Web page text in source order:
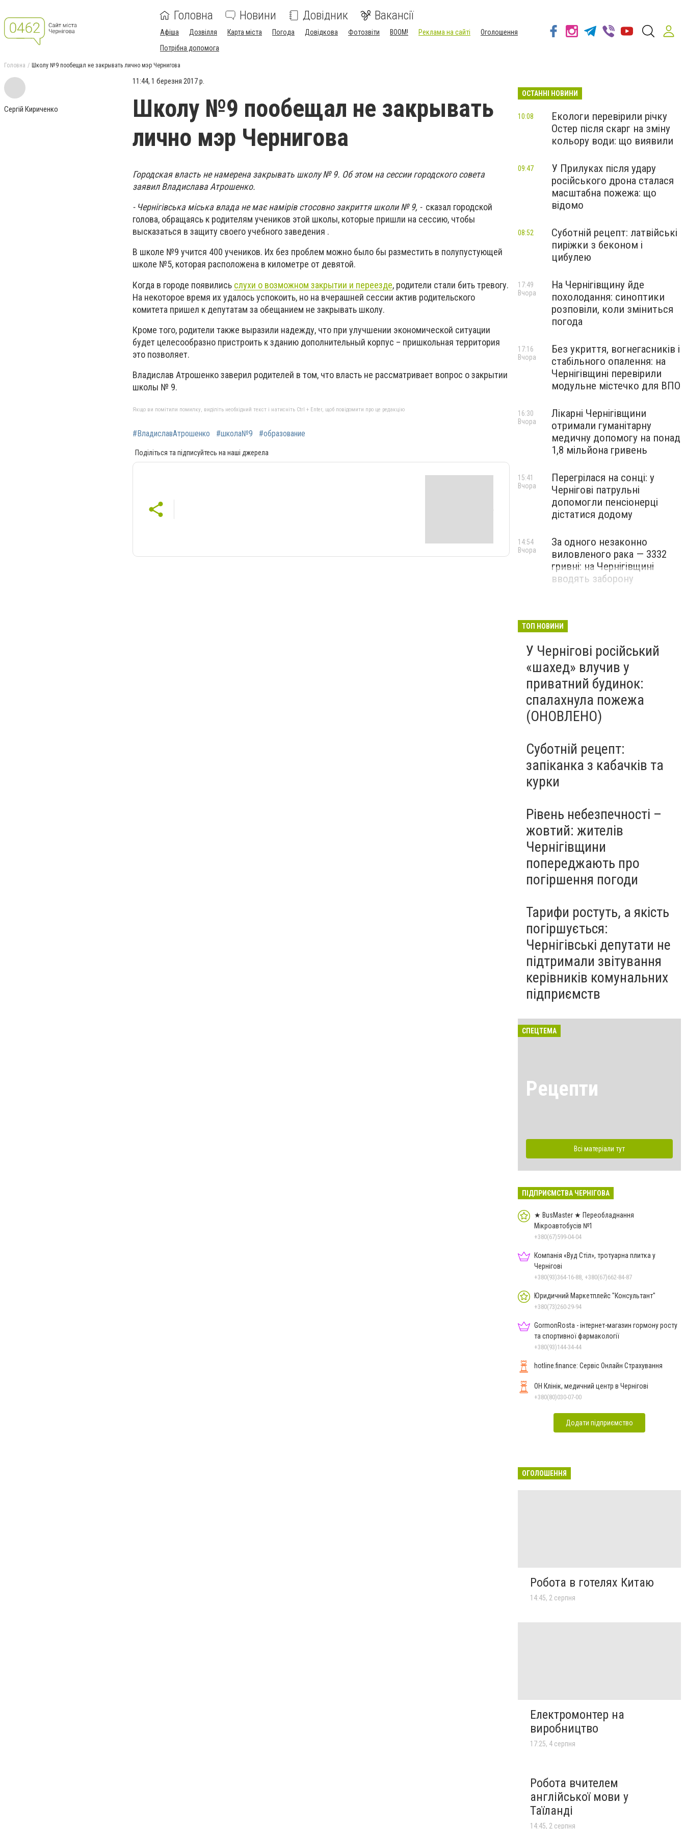
Головна Новини Довідник Вакансії
Афіша Дозвілля Карта міста Погода Довідкова Фотозвіти BOOM! Реклама на сайті
Оголошення
Потрібна допомога
Головна Школу №9 пообещал не закрывать лично мэр Чернигова
Сергій Кириченко
11:44, 1 березня 2017 р.
Школу №9 пообещал не закрывать
лично мэр Чернигова
Городская власть не намерена закрывать школу № 9. Об этом на сессии городского совета
заявил Владислава Атрошенко.
- Чернігівська міська влада не має намірів стосовно закриття школи № 9, -сказал городской
голова, обращаясь к родителям учеников этой школы, которые пришли на сессию, чтобы
высказаться в защиту своего учебного заведения .
В школе №9 учится 400 учеников. Их без проблем можно было бы разместить в полупустующей
школе №5, которая расположена в километре от девятой.
Когда в городе появились слухи о возможном закрытии и переезде, родители стали бить тревогу.
На некоторое время их удалось успокоить, но на вчерашней сессии актив родительского
комитета пришел к депутатам за обещанием не закрывать школу.
Кроме того, родители также выразили надежду, что при улучшении экономической ситуации
будет целесообразно пристроить к зданию дополнительный корпус – пришкольная территория
это позволяет.
Владислав Атрошенко заверил родителей в том, что власть не рассматривает вопрос о закрытии
школы № 9.
Якщо ви помітили помилку, виділіть необхідний текст і натисніть Ctrl + Enter, щоб повідомити про це редакцію
#ВладиславАтрошенко #школа№9 #образование
Поділіться та підписуйтесь на наші джерела
ОСТАННІ НОВИНИ
Екологи перевірили річку
Остер після скарг на зміну
кольору води: що виявили
10:08
У Прилуках після удару
російського дрона сталася
масштабна пожежа: що
відомо
09:47
Суботній рецепт: латвійські
пиріжки з беконом і
цибулею
08:52
На Чернігівщину йде
похолодання: синоптики
розповіли, коли зміниться
погода
17:49
Вчора
Без укриття, вогнегасників і
стабільного опалення: на
Чернігівщині перевірили
модульне містечко для ВПО
17:16
Вчора
Лікарні Чернігівщини
отримали гуманітарну
медичну допомогу на понад
1,8 мільйона гривень
16:30
Вчора
Перегрілася на сонці: у
Чернігові патрульні
допомогли пенсіонерці
дістатися додому
15:41
Вчора
За одного незаконно
виловленого рака — 3332
гривні: на Чернігівщині
вводять заборону
14:54
Вчора
ТОП НОВИНИ
У Чернігові російський
«шахед» влучив у
приватний будинок:
спалахнула пожежа
(ОНОВЛЕНО)
Суботній рецепт:
запіканка з кабачків та
курки
Рівень небезпечності –
жовтий: жителів
Чернігівщини
попереджають про
погіршення погоди
Тарифи ростуть, а якість
погіршується:
Чернігівські депутати не
підтримали звітування
керівників комунальних
підприємств
СПЕЦТЕМА
Рецепти
Всі матеріали тут
ПІДПРИЄМСТВА ЧЕРНІГОВА
★ BusMaster ★ Переобладнання
Мікроавтобусів №1
+380(67)599-04-04
Компанія «Вуд Стіл», тротуарна плитка у
Чернігові
+380(93)364-16-88, +380(67)662-84-87
Юридичний Маркетплейс "Консультант"
+380(73)260-29-94
GormonRosta - інтернет-магазин гормону росту
та спортивної фармакології
+380(93)144-34-44
hotline.finance: Сервіс Онлайн Страхування
ОН Клінік, медичний центр в Чернігові
+380(80)030-07-00
Додати підприємство
ОГОЛОШЕННЯ
Робота в готелях Китаю
14:45, 2 серпня
Електромонтер на
виробництво
17:25, 4 серпня
Робота вчителем
англійської мови у
Таїланді
14:45, 2 серпня